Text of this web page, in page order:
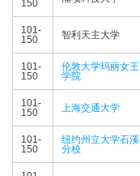
150
101-
150
智利天主大学
101-
150
伦敦大学玛丽女王
学院
101-
150
上海交通大学
101-
150
纽约州立大学石溪
分校